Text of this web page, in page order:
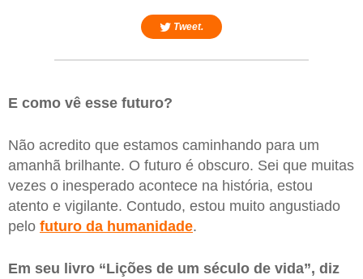
Tweet.
E como vê esse futuro?
Não acredito que estamos caminhando para um
amanhã brilhante. O futuro é obscuro. Sei que muitas
vezes o inesperado acontece na história, estou
atento e vigilante. Contudo, estou muito angustiado
pelo futuro da humanidade.
Em seu livro “Lições de um século de vida”, diz